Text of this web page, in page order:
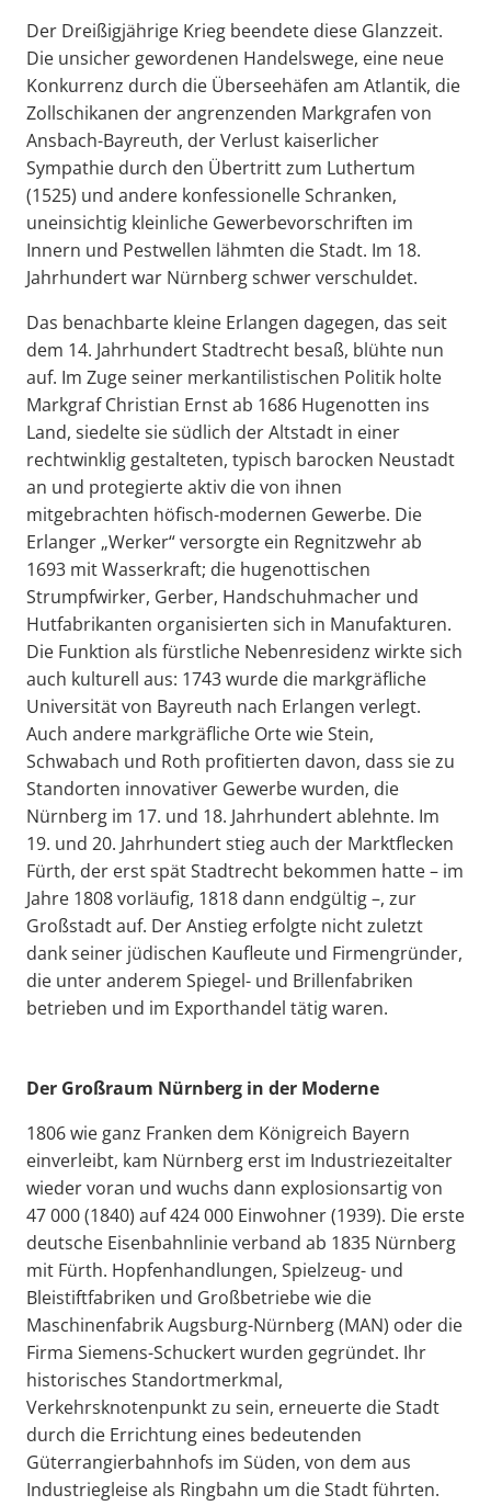
Der Dreißigjährige Krieg beendete diese Glanzzeit.
Die unsicher gewordenen Handelswege, eine neue
Konkurrenz durch die Überseehäfen am Atlantik, die
Zollschikanen der angrenzenden Markgrafen von
Ansbach-Bayreuth, der Verlust kaiserlicher
Sympathie durch den Übertritt zum Luthertum
(1525) und andere konfessionelle Schranken,
uneinsichtig kleinliche Gewerbevorschriften im
Innern und Pestwellen lähmten die Stadt. Im 18.
Jahrhundert war Nürnberg schwer verschuldet.
Das benachbarte kleine Erlangen dagegen, das seit
dem 14. Jahrhundert Stadtrecht besaß, blühte nun
auf. Im Zuge seiner merkantilistischen Politik holte
Markgraf Christian Ernst ab 1686 Hugenotten ins
Land, siedelte sie südlich der Altstadt in einer
rechtwinklig gestalteten, typisch barocken Neustadt
an und protegierte aktiv die von ihnen
mitgebrachten höfisch-modernen Gewerbe. Die
Erlanger „Werker“ versorgte ein Regnitzwehr ab
1693 mit Wasserkraft; die hugenottischen
Strumpfwirker, Gerber, Handschuhmacher und
Hutfabrikanten organisierten sich in Manufakturen.
Die Funktion als fürstliche Nebenresidenz wirkte sich
auch kulturell aus: 1743 wurde die markgräfliche
Universität von Bayreuth nach Erlangen verlegt.
Auch andere markgräfliche Orte wie Stein,
Schwabach und Roth profitierten davon, dass sie zu
Standorten innovativer Gewerbe wurden, die
Nürnberg im 17. und 18. Jahrhundert ablehnte. Im
19. und 20. Jahrhundert stieg auch der Marktflecken
Fürth, der erst spät Stadtrecht bekommen hatte – im
Jahre 1808 vorläufig, 1818 dann endgültig –, zur
Großstadt auf. Der Anstieg erfolgte nicht zuletzt
dank seiner jüdischen Kaufleute und Firmengründer,
die unter anderem Spiegel- und Brillenfabriken
betrieben und im Exporthandel tätig waren.
Der Großraum Nürnberg in der Moderne
1806 wie ganz Franken dem Königreich Bayern
einverleibt, kam Nürnberg erst im Industriezeitalter
wieder voran und wuchs dann explosionsartig von
47 000 (1840) auf 424 000 Einwohner (1939). Die erste
deutsche Eisenbahnlinie verband ab 1835 Nürnberg
mit Fürth. Hopfenhandlungen, Spielzeug- und
Bleistiftfabriken und Großbetriebe wie die
Maschinenfabrik Augsburg-Nürnberg (MAN) oder die
Firma Siemens-Schuckert wurden gegründet. Ihr
historisches Standortmerkmal,
Verkehrsknotenpunkt zu sein, erneuerte die Stadt
durch die Errichtung eines bedeutenden
Güterrangierbahnhofs im Süden, von dem aus
Industriegleise als Ringbahn um die Stadt führten.